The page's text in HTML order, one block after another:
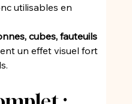
utilisables en
cubes, fauteuils
un effet visuel fort